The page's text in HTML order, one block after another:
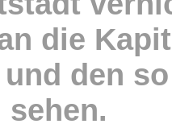
die
den